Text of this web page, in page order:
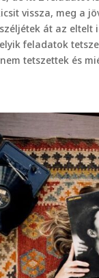
vissza, meg a
át az eltelt
feladatok
tetszettek és